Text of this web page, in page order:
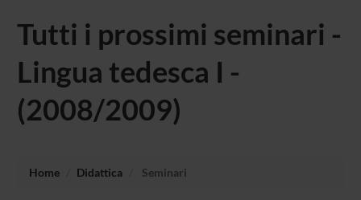
Tutti i prossimi seminari -
Lingua tedesca I -
(2008/2009)
Home Didattica Seminari